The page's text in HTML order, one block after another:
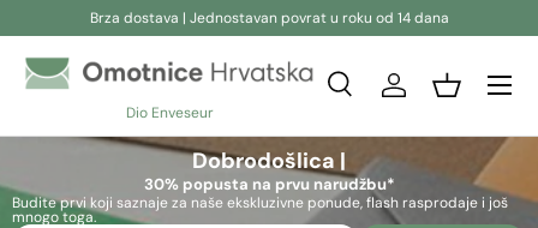
Brza dostava | Jednostavan povrat u roku od 14 dana
Dio Enveseur
Pretraživanje
Pretraživanje
Pretraživanje
PrijavaKošara
Dobrodošlica |
30% popusta na prvu narudžbu*
Budite prvi koji saznaje za naše ekskluzivne ponude, flash rasprodaje i još
mnogo toga.